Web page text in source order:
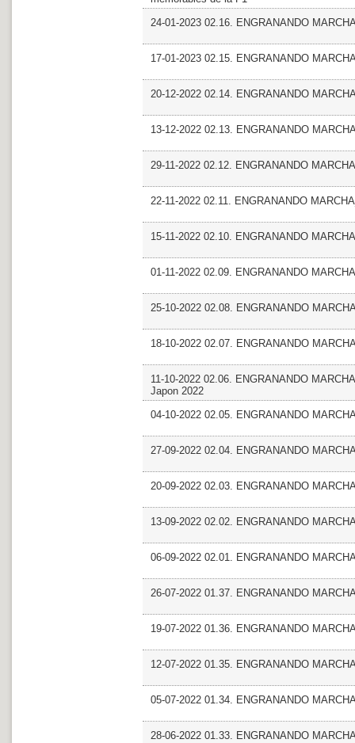
24-01-2023 02.16. ENGRANANDO
17-01-2023 02.15. ENGRANANDO
20-12-2022 02.14. ENGRANANDO
13-12-2022 02.13. ENGRANANDO
29-11-2022 02.12. ENGRANANDO
22-11-2022 02.11. ENGRANANDO
15-11-2022 02.10. ENGRANANDO
01-11-2022 02.09. ENGRANANDO
25-10-2022 02.08. ENGRANANDO
18-10-2022 02.07. ENGRANANDO
11-10-2022 02.06. ENGRANANDO
Japon 2022
04-10-2022 02.05. ENGRANANDO
27-09-2022 02.04. ENGRANANDO
20-09-2022 02.03. ENGRANANDO
13-09-2022 02.02. ENGRANANDO
06-09-2022 02.01. ENGRANANDO
26-07-2022 01.37. ENGRANANDO
19-07-2022 01.36. ENGRANANDO
12-07-2022 01.35. ENGRANANDO
05-07-2022 01.34. ENGRANANDO
28-06-2022 01.33. ENGRANANDO